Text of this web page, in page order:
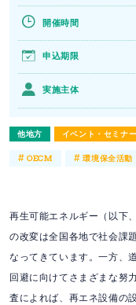
他地方 イベント・セミナー
開催時間
申込期限
実施主体
#OECM #環境保全活動
再生可能エネルギー（以下
の改変は全国各地で社会課
なってきています。一方、
回避に向けてさまざまな努
査によれば、再エネ設備の